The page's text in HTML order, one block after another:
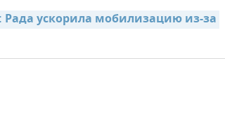
ускорила мобилизацию из-за